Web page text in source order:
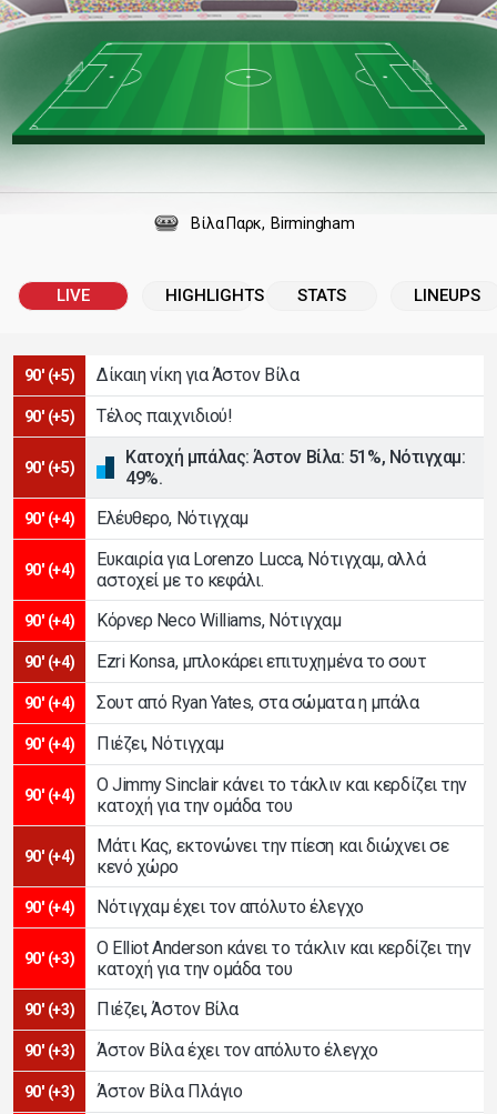
Βίλα Παρκ Birmingham
LIVE HIGHLIGHTS STATS LINEUPS
90' (+5) Δίκαιη νίκη για Άστον Βίλα
90' (+5) Τέλος παιχνιδιού!
90' (+5)
Κατοχή μπάλας: Άστον Βίλα: 51%, Νότιγχαμ:
49%.
90' (+4) Ελέυθερο, Νότιγχαμ
90' (+4)
Ευκαιρία για Lorenzo Lucca, Νότιγχαμ, αλλά
αστοχεί με το κεφάλι.
90' (+4) Κόρνερ Neco Williams, Νότιγχαμ
90' (+4) Ezri Konsa, μπλοκάρει επιτυχημένα το σουτ
90' (+4) Σουτ από Ryan Yates, στα σώματα η μπάλα
90' (+4) Πιέζει, Νότιγχαμ
90' (+4)
Ο Jimmy Sinclair κάνει το τάκλιν και κερδίζει την
κατοχή για την ομάδα του
90' (+4)
Μάτι Κας, εκτονώνει την πίεση και διώχνει σε
κενό χώρο
90' (+4) Νότιγχαμ έχει τον απόλυτο έλεγχο
90' (+3)
Ο Elliot Anderson κάνει το τάκλιν και κερδίζει την
κατοχή για την ομάδα του
90' (+3) Πιέζει, Άστον Βίλα
90' (+3) Άστον Βίλα έχει τον απόλυτο έλεγχο
90' (+3) Άστον Βίλα Πλάγιο